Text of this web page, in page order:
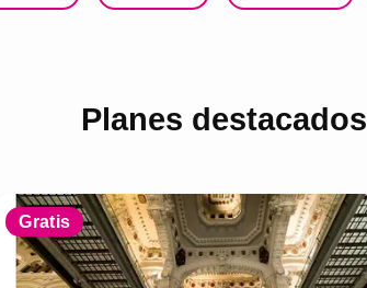
Planes destacados
Gratis